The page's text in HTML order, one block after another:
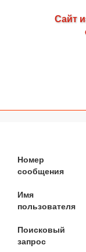
Сайт
Номер
сообщения
Имя
пользователя
Поисковый
запрос